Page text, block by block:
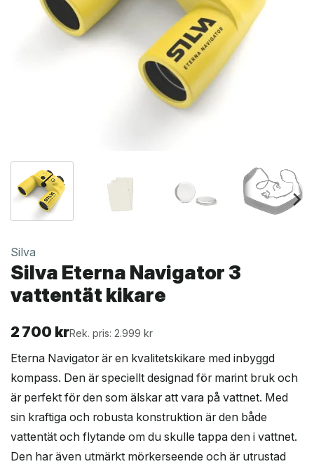
Silva
Silva Eterna Navigator 3
vattentät kikare
2 700 krRek. pris: 2.999 kr
Eterna Navigator är en kvalitetskikare med inbyggd
kompass. Den är speciellt designad för marint bruk och
är perfekt för den som älskar att vara på vattnet. Med
sin kraftiga och robusta konstruktion är den både
vattentät och flytande om du skulle tappa den i vattnet.
Den har även utmärkt mörkerseende och är utrustad